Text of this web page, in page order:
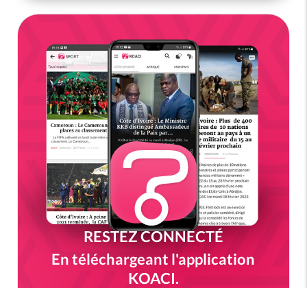
RESTEZ CONNECTÉ
En téléchargeant l'application
KOACI.